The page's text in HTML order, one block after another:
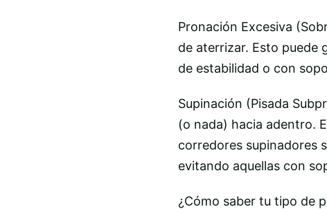
Pronación Excesiva
de aterrizar. Esto puede
de estabilidad o con
Supinación (Pisada
(o nada) hacia adentro.
corredores supinadores
evitando aquellas con
¿Cómo saber tu tipo de